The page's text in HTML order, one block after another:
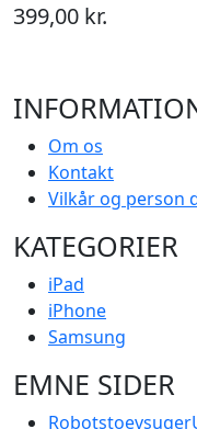
399,00 kr.
Om os
Kontakt
Vilkår og person
KATEGORIER
iPad
iPhone
Samsung
EMNE SIDER